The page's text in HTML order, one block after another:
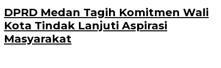
DPRD Medan Tagih Komitmen Wali
Kota Tindak Lanjuti Aspirasi
Masyarakat